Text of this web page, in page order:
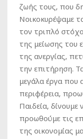
ζωής τους, που
Νοικοκυρέψαμε
τον τριπλό
της μείωσης του
της ανεργίας,
την επιτήρηση.
μεγάλα έργα που
περιφέρεια,
Παιδεία,
προωθούμε τις
της οικονομίας